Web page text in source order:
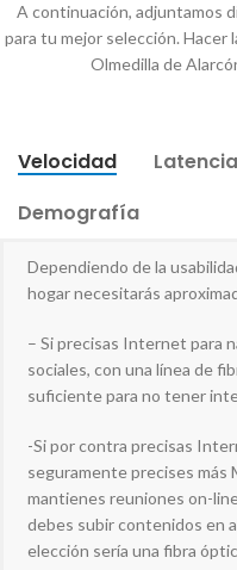
A continuación, adjuntamos
para tu mejor selección. Hacer
Olmedilla de
Velocidad Latencia
Demografía
Dependiendo de la
hogar necesitarás
– Si precisas Internet para
sociales, con una línea de
suficiente para no tener
-Si por contra precisas
seguramente precises más
mantienes reuniones on-
debes subir contenidos en
elección sería una fibra